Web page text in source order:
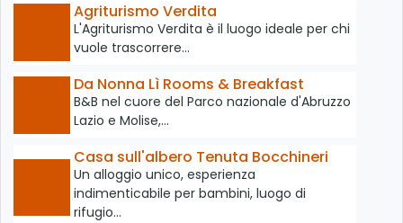
Agriturismo Verdita
L'Agriturismo Verdita è il luogo ideale per chi
vuole trascorrere…
Da Nonna Lì Rooms & Breakfast
B&B nel cuore del Parco nazionale d'Abruzzo
Lazio e Molise,…
Casa sull'albero Tenuta Bocchineri
Un alloggio unico, esperienza
indimenticabile per bambini, luogo di
rifugio…